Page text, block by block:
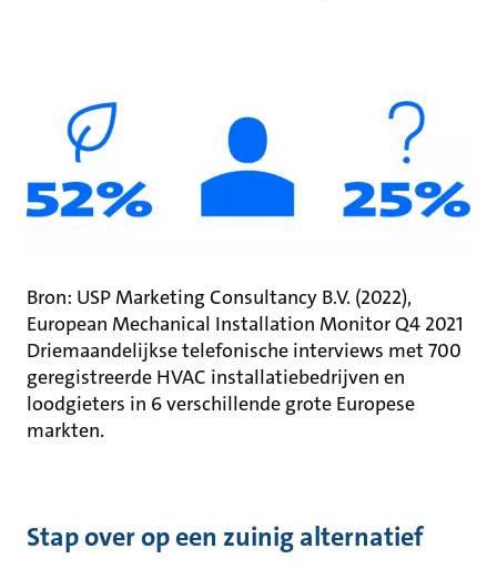
Bron: USP Marketing Consultancy B.V. (2022),
European Mechanical Installation Monitor Q4 2021
Driemaandelijkse telefonische interviews met 700
geregistreerde HVAC installatiebedrijven en
loodgieters in 6 verschillende grote Europese
markten.
Stap over op een zuinig alternatief